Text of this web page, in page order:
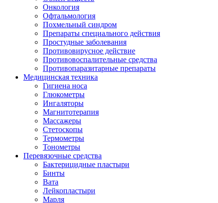
Онкология
Офтальмология
Похмельный синдром
Препараты специального действия
Простудные заболевания
Противовирусное действие
Противовоспалительные средства
Противопаразитарные препараты
Медицинская техника
Гигиена носа
Глюкометры
Ингаляторы
Магнитотерапия
Массажеры
Стетоскопы
Термометры
Тонометры
Перевязочные средства
Бактерицидные пластыри
Бинты
Вата
Лейкопластыри
Марля